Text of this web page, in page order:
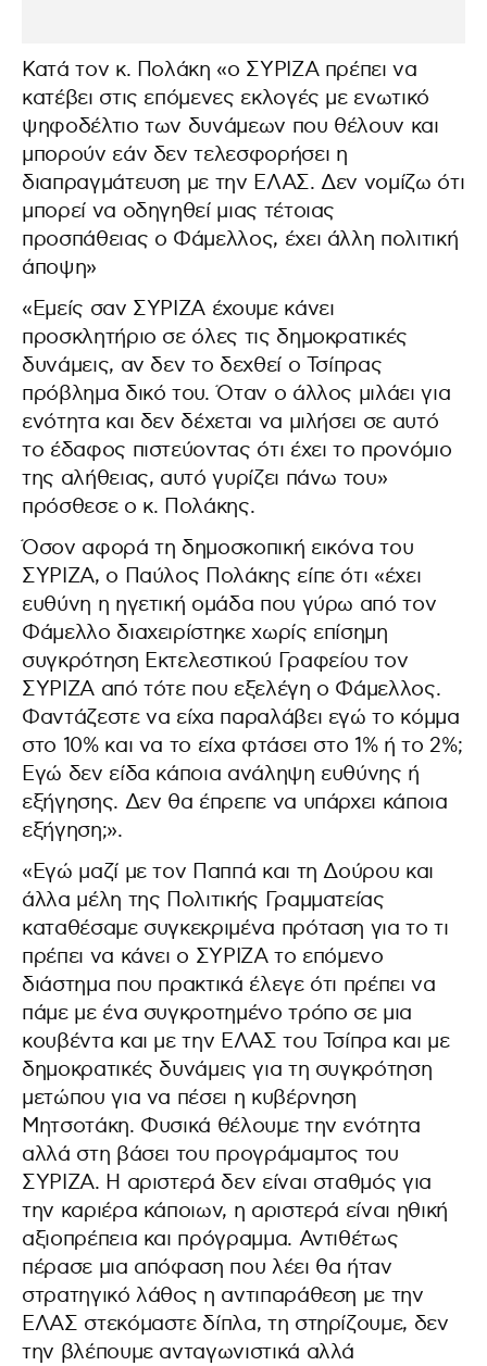
Κατά τον κ. Πολάκη «ο ΣΥΡΙΖΑ πρέπει να
κατέβει στις επόμενες εκλογές με ενωτικό
ψηφοδέλτιο των δυνάμεων που θέλουν και
μπορούν εάν δεν τελεσφορήσει η
διαπραγμάτευση με την ΕΛΑΣ. Δεν νομίζω ότι
μπορεί να οδηγηθεί μιας τέτοιας
προσπάθειας ο Φάμελλος, έχει άλλη πολιτική
άποψη»
«Εμείς σαν ΣΥΡΙΖΑ έχουμε κάνει
προσκλητήριο σε όλες τις δημοκρατικές
δυνάμεις, αν δεν το δεχθεί ο Τσίπρας
πρόβλημα δικό του. Όταν ο άλλος μιλάει για
ενότητα και δεν δέχεται να μιλήσει σε αυτό
το έδαφος πιστεύοντας ότι έχει το προνόμιο
της αλήθειας, αυτό γυρίζει πάνω του»
πρόσθεσε ο κ. Πολάκης.
Όσον αφορά τη δημοσκοπική εικόνα του
ΣΥΡΙΖΑ, ο Παύλος Πολάκης είπε ότι «έχει
ευθύνη η ηγετική ομάδα που γύρω από τον
Φάμελλο διαχειρίστηκε χωρίς επίσημη
συγκρότηση Εκτελεστικού Γραφείου τον
ΣΥΡΙΖΑ από τότε που εξελέγη ο Φάμελλος.
Φαντάζεστε να είχα παραλάβει εγώ το κόμμα
στο 10% και να το είχα φτάσει στο 1% ή το 2%;
Εγώ δεν είδα κάποια ανάληψη ευθύνης ή
εξήγησης. Δεν θα έπρεπε να υπάρχει κάποια
εξήγηση;».
«Εγώ μαζί με τον Παππά και τη Δούρου και
άλλα μέλη της Πολιτικής Γραμματείας
καταθέσαμε συγκεκριμένα πρόταση για το τι
πρέπει να κάνει ο ΣΥΡΙΖΑ το επόμενο
διάστημα που πρακτικά έλεγε ότι πρέπει να
πάμε με ένα συγκροτημένο τρόπο σε μια
κουβέντα και με την ΕΛΑΣ του Τσίπρα και με
δημοκρατικές δυνάμεις για τη συγκρότηση
μετώπου για να πέσει η κυβέρνηση
Μητσοτάκη. Φυσικά θέλουμε την ενότητα
αλλά στη βάσει του προγράμαμτος του
ΣΥΡΙΖΑ. Η αριστερά δεν είναι σταθμός για
την καριέρα κάποιων, η αριστερά είναι ηθική
αξιοπρέπεια και πρόγραμμα. Αντιθέτως
πέρασε μια απόφαση που λέει θα ήταν
στρατηγικό λάθος η αντιπαράθεση με την
ΕΛΑΣ στεκόμαστε δίπλα, τη στηρίζουμε, δεν
την βλέπουμε ανταγωνιστικά αλλά